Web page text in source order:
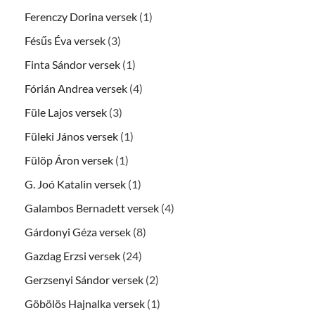
Ferenczy Dorina versek (1)
Fésűs Éva versek (3)
Finta Sándor versek (1)
Fórián Andrea versek (4)
Füle Lajos versek (3)
Füleki János versek (1)
Fülöp Áron versek (1)
G. Joó Katalin versek (1)
Galambos Bernadett versek (4)
Gárdonyi Géza versek (8)
Gazdag Erzsi versek (24)
Gerzsenyi Sándor versek (2)
Göbölös Hajnalka versek (1)